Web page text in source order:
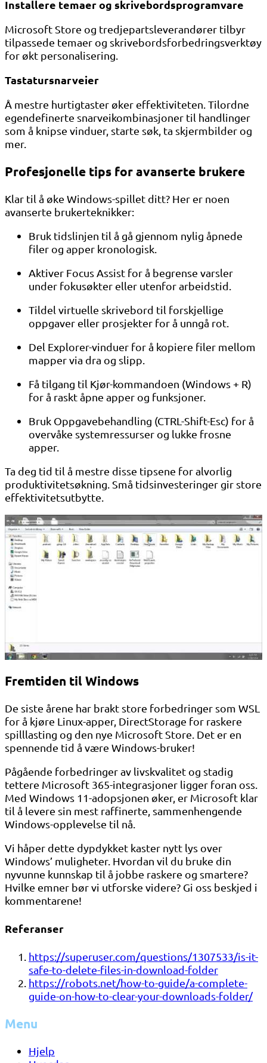
Installere temaer og skrivebordsprogramvare
Microsoft Store og tredjepartsleverandører tilbyr
tilpassede temaer og skrivebordsforbedringsverktøy
for økt personalisering.
Tastatursnarveier
Å mestre hurtigtaster øker effektiviteten. Tilordne
egendefinerte snarveikombinasjoner til handlinger
som å knipse vinduer, starte søk, ta skjermbilder og
mer.
Profesjonelle tips for avanserte brukere
Klar til å øke Windows-spillet ditt? Her er noen
avanserte brukerteknikker:
Bruk tidslinjen til å gå gjennom nylig åpnede
filer og apper kronologisk.
Aktiver Focus Assist for å begrense varsler
under fokusøkter eller utenfor arbeidstid.
Tildel virtuelle skrivebord til forskjellige
oppgaver eller prosjekter for å unngå rot.
Del Explorer-vinduer for å kopiere filer mellom
mapper via dra og slipp.
Få tilgang til Kjør-kommandoen (Windows + R)
for å raskt åpne apper og funksjoner.
Bruk Oppgavebehandling (CTRL-Shift-Esc) for å
overvåke systemressurser og lukke frosne
apper.
Ta deg tid til å mestre disse tipsene for alvorlig
produktivitetsøkning. Små tidsinvesteringer gir store
effektivitetsutbytte.
Fremtiden til Windows
De siste årene har brakt store forbedringer som WSL
for å kjøre Linux-apper, DirectStorage for raskere
spilllasting og den nye Microsoft Store. Det er en
spennende tid å være Windows-bruker!
Pågående forbedringer av livskvalitet og stadig
tettere Microsoft 365-integrasjoner ligger foran oss.
Med Windows 11-adopsjonen øker, er Microsoft klar
til å levere sin mest raffinerte, sammenhengende
Windows-opplevelse til nå.
Vi håper dette dypdykket kaster nytt lys over
Windows’ muligheter. Hvordan vil du bruke din
nyvunne kunnskap til å jobbe raskere og smartere?
Hvilke emner bør vi utforske videre? Gi oss beskjed i
kommentarene!
Referanser
https://superuser.com/questions/1307533/is-it-
safe-to-delete-files-in-download-folder
https://robots.net/how-to-guide/a-complete-
guide-on-how-to-clear-your-downloads-folder/
Menu
Hjelp